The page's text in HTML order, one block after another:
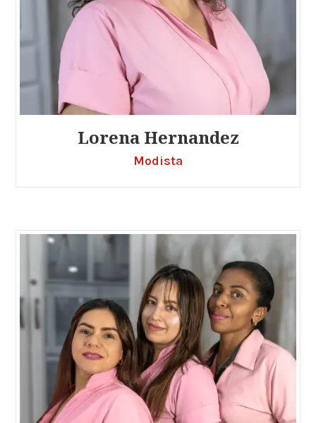
Lorena Hernandez
Modista